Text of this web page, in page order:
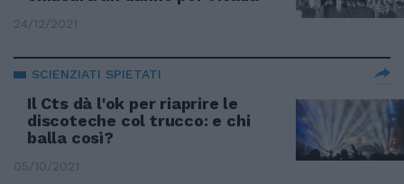
24/12/2021
SCIENZIATI SPIETATI
Il Cts dà l'ok per riaprire le
discoteche col trucco: e chi
balla così?
05/10/2021